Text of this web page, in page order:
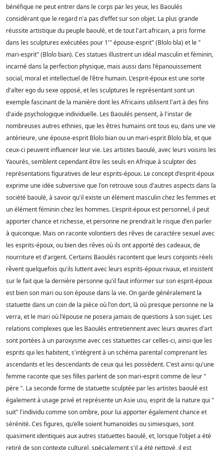
bénéfique ne peut entrer dans le corps par les yeux, les Baoulés
considérant que le regard n'a pas d'effet sur son objet. La plus grande
réussite artistique du peuple baoulé, et de tout l'art africain, a pris forme
dans les sculptures exécutées pour 1'" épouse-esprit" (Blolo bla) et le "
mari-esprit" (Blolo bian). Ces statues illustrent un idéal masculin et féminin,
incarné dans la perfection physique, mais aussi dans l'épanouissement
social, moral et intellectuel de l'être humain. L'esprit-époux est une sorte
d'alter ego du sexe opposé, et les sculptures le représentant sont un
exemple fascinant de la manière dont les Africains utilisent l'art à des fins
d'aide psychologique individuelle. Les Baoulés pensent, à l'instar de
nombreuses autres ethnies, que les êtres humains ont tous eu, dans une vie
antérieure, une épouse-esprit Blolo bian ou un mari-esprit Blolo bla, et que
ceux-ci peuvent influencer leur vie. Les artistes baoulé, avec leurs voisins les
Yaourés, semblent cependant être les seuls en Afrique à sculpter des
représentations figuratives de leur esprits-époux. Le concept d'esprit-époux
exprime une idée subversive que l'on retrouve sous d'autres aspects dans la
société baoulé, à savoir qu'il existe un élément masculin chez les femmes et
un élément féminin chez les hommes. L'esprit-époux est personnel, il peut
apporter chance et richesse, et personne ne prendrait le risque d'en parler
à quiconque. Mais on raconte volontiers des rêves de caractère sexuel avec
les esprits-époux, ou bien des rêves où ils ont apporté des cadeaux, de
nourriture et d'argent. Certains Baoulés racontent que leurs conjoints réels
rêvent quelquefois qu'ils luttent avec leurs esprits-époux rivaux, et insistent
sur le fait que la dernière personne qu'il faut informer sur son esprit-époux
est bien son mari ou son épouse dans la vie. On garde généralement la
statuette dans un coin de la pièce où l'on dort, là où presque personne ne la
verra, et le mari où l'épouse ne posera jamais de questions à son sujet. Les
relations complexes que les Baoulés entretiennent avec leurs œuvres d'art
sont portées à un paroxysme avec ces statuettes car celles-ci, ainsi que les
esprits qui les habitent, s'intègrent à un schéma parental comprenant les
ascendants et les descendants de ceux qui les possèdent. C'est ainsi qu'une
femme raconte que ses filles parlent de son mari-esprit comme de leur "
père ". La seconde forme de statuette sculptée par les artistes baoulé est
également à usage privé et représente un Asie usu, esprit de la nature qui "
suit" l'individu comme son ombre, pour lui apporter également chance et
sérénité. Ces figures, qu'elle soient humanoïdes ou simiesques, sont
quasiment identiques aux autres statuettes baoulé, et, lorsque l'objet a été
retiré de son contexte culturel, spécialement s'il a été nettoyé, il est